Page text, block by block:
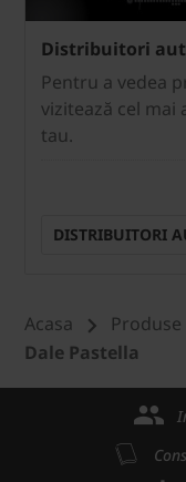
Distribuitori
Pentru a vedea
vizitează cel
tau.
DISTRIBUITORI
Acasa Produse
Dale Pastella